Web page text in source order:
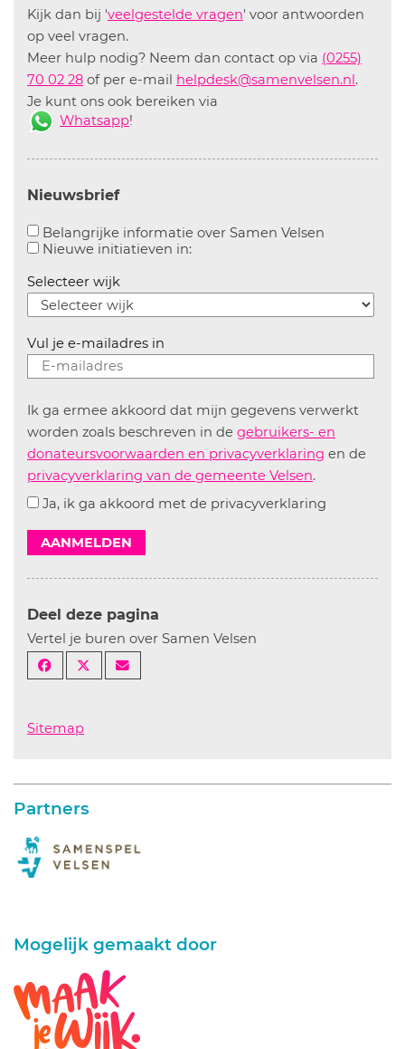
Kijk dan bij 'veelgestelde vragen' voor antwoorden
op veel vragen.
Meer hulp nodig? Neem dan contact op via (0255)
70 02 28 of per e-mail helpdesk@samenvelsen.nl.
Je kunt ons ook bereiken via
Whatsapp!
Nieuwsbrief
Belangrijke informatie over Samen Velsen
Nieuwe initiatieven in:Aanvinken om informatie over
Selecteer wijk
Vul je e-mailadres in
Ik ga ermee akkoord dat mijn gegevens verwerkt
worden zoals beschreven in de gebruikers- en
donateursvoorwaarden en privacyverklaring en de
privacyverklaring van de gemeente Velsen.
Ja, ik ga akkoord met de privacyverklaring
AANMELDEN
Deel deze pagina
Vertel je buren over Samen Velsen
Sitemap
Partners
Mogelijk gemaakt door